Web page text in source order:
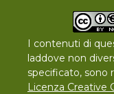
I contenuti di
laddove non
specificato, sono
Licenza Creative